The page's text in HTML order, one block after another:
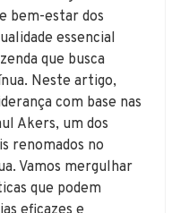
bem-estar dos
essencial
que busca
Neste artigo,
com base nas
Akers, um dos
renomados no
Vamos mergulhar
que podem